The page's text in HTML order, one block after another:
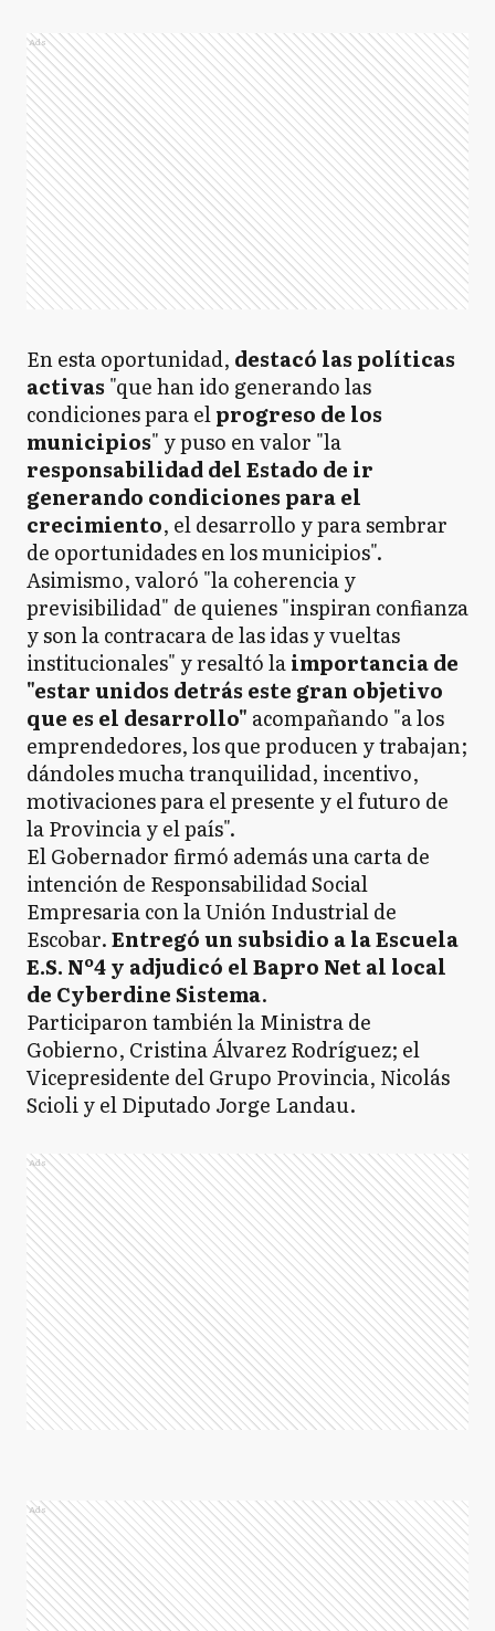
Ads
En esta oportunidad, destacó las políticas
activas "que han ido generando las
condiciones para elprogreso de los
municipios" y puso en valor "la
responsabilidad del Estado de ir
generando condiciones para el
crecimiento, el desarrollo y para sembrar
de oportunidades en los municipios".
Asimismo, valoró "la coherencia y
previsibilidad" de quienes "inspiran confianza
y son la contracara de las idas y vueltas
institucionales" y resaltó laimportancia de
"estar unidos detrás este gran objetivo
que es el desarrollo" acompañando "a los
emprendedores, los que producen y trabajan;
dándoles mucha tranquilidad, incentivo,
motivaciones para el presente y el futuro de
la Provincia y el país".
El Gobernador firmó además una carta de
intención de Responsabilidad Social
Empresaria con la Unión Industrial de
Escobar.Entregó un subsidio a la Escuela
E.S. Nº4 y adjudicó el Bapro Net al local
de Cyberdine Sistema.
Participaron también la Ministra de
Gobierno, Cristina Álvarez Rodríguez; el
Vicepresidente del Grupo Provincia, Nicolás
Scioli y el Diputado Jorge Landau.
Ads
Ads